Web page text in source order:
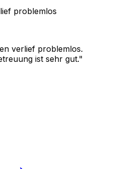
problemlos
verlief problemlos.
ist sehr gut."